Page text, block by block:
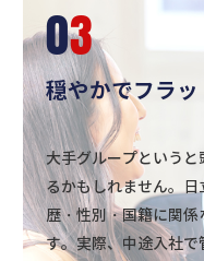
03
穏やかでフラ
大手グループというと
るかもしれません。
日
歴・性別・国籍に関
す。実際、中途入社で